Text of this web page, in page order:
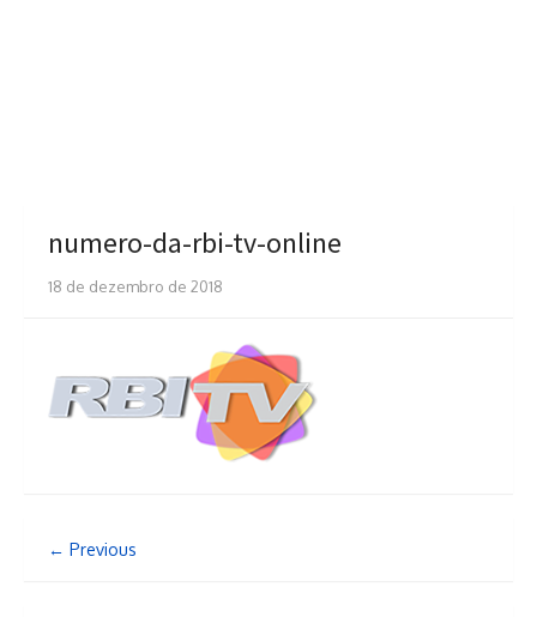
numero-da-rbi-tv-online
18 de dezembro de 2018
← Previous